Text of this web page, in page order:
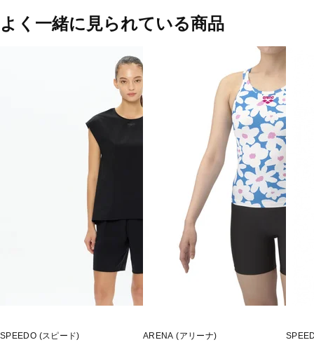
よく一緒に見られている商品
SPEEDO (スピード) ARENA (アリーナ)